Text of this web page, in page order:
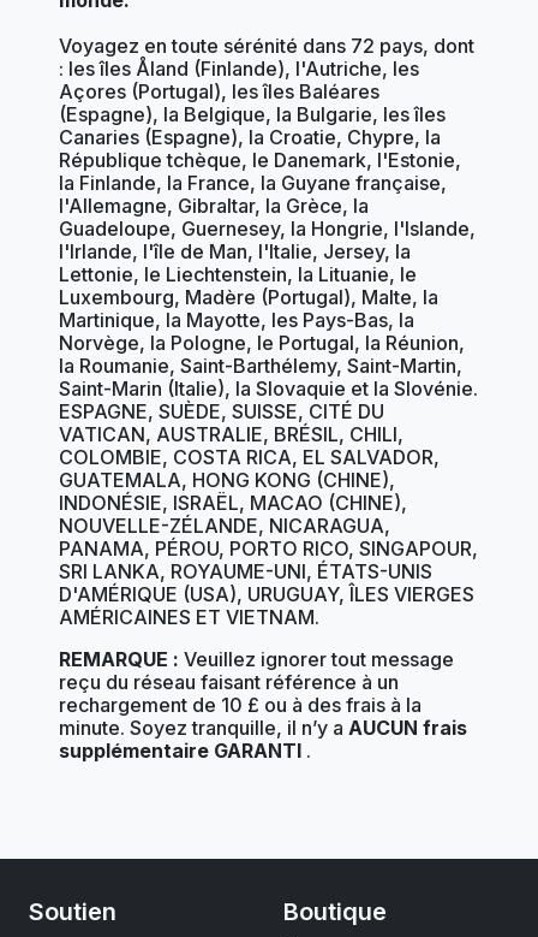
Voyagez en toute sérénité dans 72 pays, dont
: les îles Åland (Finlande), l'Autriche, les
Açores (Portugal), les îles Baléares
(Espagne), la Belgique, la Bulgarie, les îles
Canaries (Espagne), la Croatie, Chypre, la
République tchèque, le Danemark, l'Estonie,
la Finlande, la France, la Guyane française,
l'Allemagne, Gibraltar, la Grèce, la
Guadeloupe, Guernesey, la Hongrie, l'Islande,
l'Irlande, l'île de Man, l'Italie, Jersey, la
Lettonie, le Liechtenstein, la Lituanie, le
Luxembourg, Madère (Portugal), Malte, la
Martinique, la Mayotte, les Pays-Bas, la
Norvège, la Pologne, le Portugal, la Réunion,
la Roumanie, Saint-Barthélemy, Saint-Martin,
Saint-Marin (Italie), la Slovaquie et la Slovénie.
ESPAGNE, SUÈDE, SUISSE, CITÉ DU
VATICAN, AUSTRALIE, BRÉSIL, CHILI,
COLOMBIE, COSTA RICA, EL SALVADOR,
GUATEMALA, HONG KONG (CHINE),
INDONÉSIE, ISRAËL, MACAO (CHINE),
NOUVELLE-ZÉLANDE, NICARAGUA,
PANAMA, PÉROU, PORTO RICO, SINGAPOUR,
SRI LANKA, ROYAUME-UNI, ÉTATS-UNIS
D'AMÉRIQUE (USA), URUGUAY, ÎLES VIERGES
AMÉRICAINES ET VIETNAM.
REMARQUE : Veuillez ignorer tout message
reçu du réseau faisant référence à un
rechargement de 10 £ ou à des frais à la
minute. Soyez tranquille, il n’y a AUCUN frais
supplémentaire GARANTI .
Soutien Boutique